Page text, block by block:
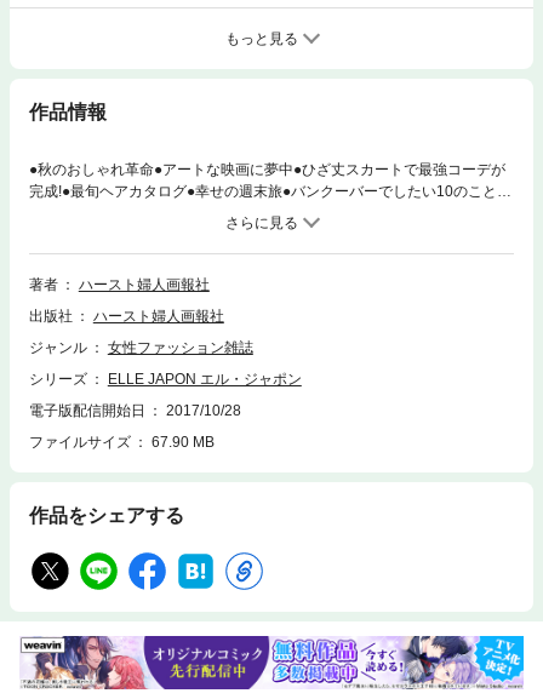
もっと見る
作品情報
●秋のおしゃれ革命●アートな映画に夢中●ひざ丈スカートで最強コーデが
完成!●最旬ヘアカタログ●幸せの週末旅●バンクーバーでしたい10のこと●
世にも恐ろしい大女優の鬼ママ列伝今、おしゃれで魅力的だなと思われて
いる人は、モード感をキープしながらもコンサバティブな要素を併せ持っ
ている人。モード一辺倒の鎧を脱ぎすてて、新しい大人の女のモードに着
替えるためのHOW TOが満載です!※電子版では、紙の雑誌と内容が一部異
著者
ハースト婦人画報社
出版社
ハースト婦人画報社
ジャンル
女性ファッション雑誌
シリーズ
ELLE JAPON エル・ジャポン
電子版配信開始日
2017/10/28
ファイルサイズ
67.90 MB
作品をシェアする